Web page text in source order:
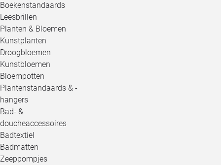
Boekenstandaards
Leesbrillen
Planten & Bloemen
Kunstplanten
Droogbloemen
Kunstbloemen
Bloempotten
Plantenstandaards & -
hangers
Bad- &
doucheaccessoires
Badtextiel
Badmatten
Zeeppompjes